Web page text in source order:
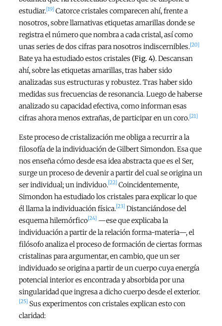
estudiar.[19] Catorce cristales comparecen ahí, frente a
nosotros, sobre llamativas etiquetas amarillas donde se
registra el número que nombra a cada cristal, así como
unas series de dos cifras para nosotros indiscernibles.[20]
Bate ya ha estudiado estos cristales (Fig. 4). Descansan
ahí, sobre las etiquetas amarillas, tras haber sido
analizadas sus estructuras y robustez. Tras haber sido
medidas sus frecuencias de resonancia. Luego de haberse
analizado su capacidad efectiva, como informan esas
cifras ahora menos extrañas, de participar en un coro.[21]
Este proceso de cristalización me obliga a recurrir a la
filosofía de la individuación de Gilbert Simondon. Esa que
nos enseña cómo desde esa idea abstracta que es el Ser,
surge un proceso de devenir a partir del cual se origina un
ser individual; un individuo.[22] Coincidentemente,
Simondon ha estudiado los cristales para explicar lo que
él llama la individuación física.[23] Distanciándose del
esquema hilemórfico[24] —ese que explicaba la
individuación a partir de la relación forma-materia—, el
filósofo analiza el proceso de formación de ciertas formas
cristalinas para argumentar, en cambio, que un ser
individuado se origina a partir de un cuerpo cuya energía
potencial interior es encontrada y absorbida por una
singularidad que ingresa a dicho cuerpo desde el exterior.
[25] Sus experimentos con cristales explican esto con
claridad: